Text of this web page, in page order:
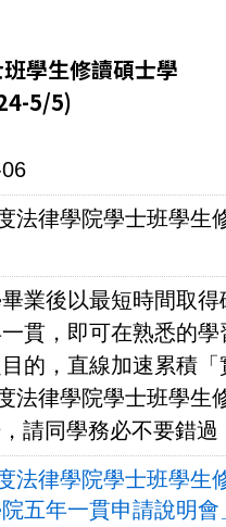
學生修讀碩士學
5/5)
法律學院學士班學生
業後以最短時間取
貫，即可在熟悉的
的，直線加速累積
法律學院學士班學生
請同學務必不要錯過
法律學院學士班學生
院五年一貫申請說明